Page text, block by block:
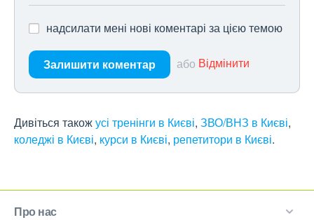
надсилати мені нові коментарі за цією темою
Залишити коментар або Відмінити
Дивіться такожусі тренінги в Києві, ЗВО/ВНЗ в Києві,
коледжі в Києві, курси в Києві, репетитори в Києві.
Про нас